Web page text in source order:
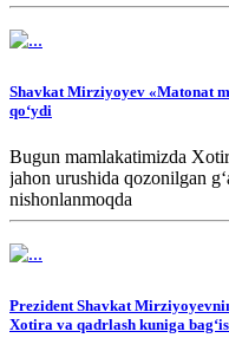
Shavkat Mirziyoyev «Matonat
qo‘ydi
Bugun mamlakatimizda
jahon urushida qozonilgan
nishonlanmoqda
Prezident Shavkat
Xotira va qadrlash kuniga